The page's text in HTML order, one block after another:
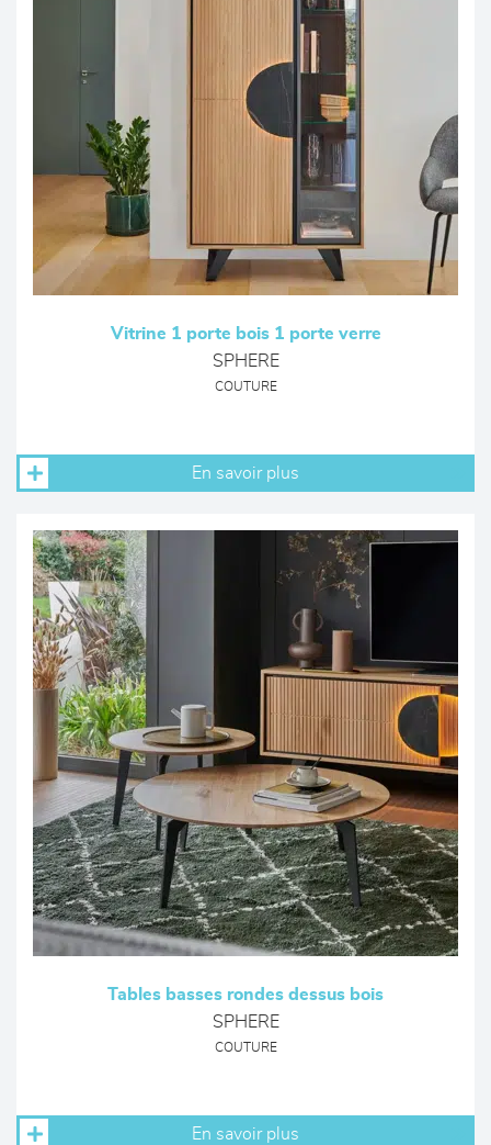
Vitrine 1 porte bois 1 porte verre
SPHERE
COUTURE
En savoir plus
Tables basses rondes dessus bois
SPHERE
COUTURE
En savoir plus